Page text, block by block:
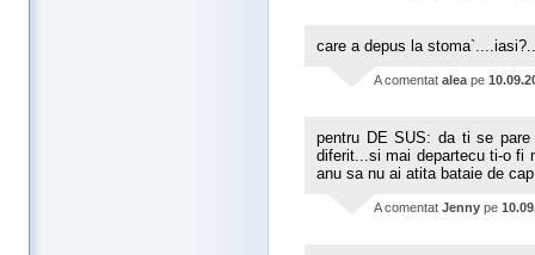
care a depus la
A comentat alea pe
pentru DE SUS: da ti se
diferit...si mai departecu ti-o fi
anu sa nu ai atita bataie de
A comentat Jenny pe